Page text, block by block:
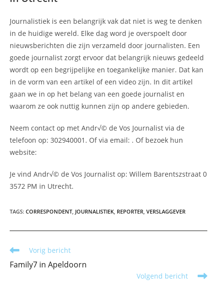
Journalistiek is een belangrijk vak dat niet is weg te denken
in de huidige wereld. Elke dag word je overspoelt door
nieuwsberichten die zijn verzameld door journalisten. Een
goede journalist zorgt ervoor dat belangrijk nieuws gedeeld
wordt op een begrijpelijke en toegankelijke manier. Dat kan
in de vorm van een artikel of een video zijn. In dit artikel
gaan we in op het belang van een goede journalist en
waarom ze ook nuttig kunnen zijn op andere gebieden.
Neem contact op met Andr√© de Vos Journalist via de
telefoon op: 302940001. Of via email: . Of bezoek hun
website:
Je vind Andr√© de Vos Journalist op: Willem Barentszstraat 0
3572 PM in Utrecht.
TAGS: CORRESPONDENT JOURNALISTIEK REPORTER VERSLAGGEVER
Lees
artikelen
Vorig bericht
Family7 in Apeldoorn
Volgend bericht